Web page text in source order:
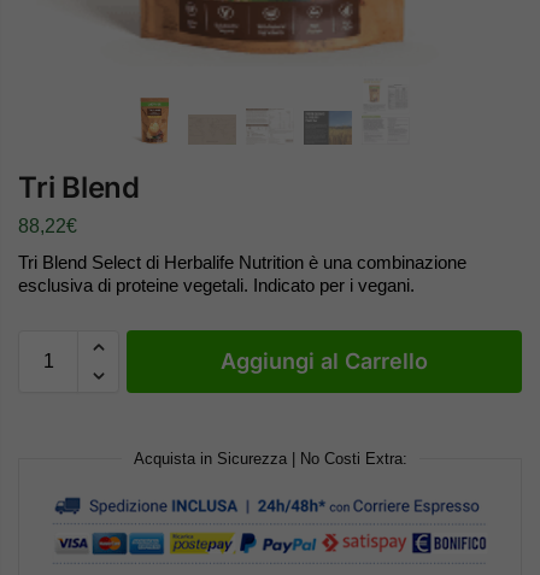
Tri Blend
88,22€
Tri Blend Select di Herbalife Nutrition è una combinazione
esclusiva di proteine vegetali. Indicato per i vegani.
Aggiungi al Carrello
Acquista in Sicurezza | No Costi Extra: